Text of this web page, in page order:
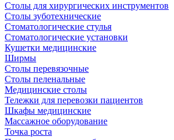
Столы для хирургических инструментов
Столы зуботехнические
Стоматологические стулья
Стоматологические установки
Кушетки медицинские
Ширмы
Столы перевязочные
Столы пеленальные
Медицинские столы
Тележки для перевозки пациентов
Шкафы медицинские
Массажное оборудование
Точка роста